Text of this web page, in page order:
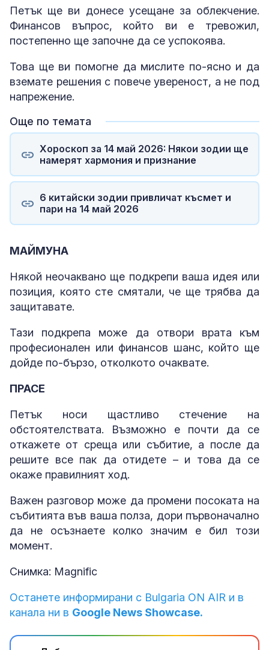
Петък ще ви донесе усещане за облекчение.
Финансов въпрос, който ви е тревожил,
постепенно ще започне да се успокоява.
Това ще ви помогне да мислите по-ясно и да
вземате решения с повече увереност, а не под
напрежение.
Още по темата
Хороскоп за 14 май 2026: Някои зодии ще
намерят хармония и признание
6 китайски зодии привличат късмет и
пари на 14 май 2026
МАЙМУНА
Някой неочаквано ще подкрепи ваша идея или
позиция, която сте смятали, че ще трябва да
защитавате.
Тази подкрепа може да отвори врата към
професионален или финансов шанс, който ще
дойде по-бързо, отколкото очаквате.
ПРАСЕ
Петък носи щастливо стечение на
обстоятелствата. Възможно е почти да се
откажете от среща или събитие, а после да
решите все пак да отидете – и това да се
окаже правилният ход.
Важен разговор може да промени посоката на
събитията във ваша полза, дори първоначално
да не осъзнаете колко значим е бил този
момент.
Снимка: Magnific
Останете информирани с Bulgaria ON AIR и в
канала ни в Google News Showcase.